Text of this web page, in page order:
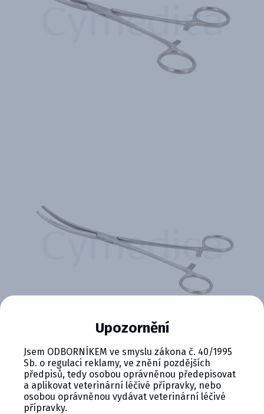
Vetnordic Rochester peán
hemostatický, zahnutý
Upozornění
Jsem ODBORNÍKEM ve smyslu zákona č. 40/1995
Sb. o regulaci reklamy, ve znění pozdějších
předpisů, tedy osobou oprávněnou předepisovat
a aplikovat veterinární léčivé přípravky, nebo
osobou oprávněnou vydávat veterinární léčivé
přípravky.